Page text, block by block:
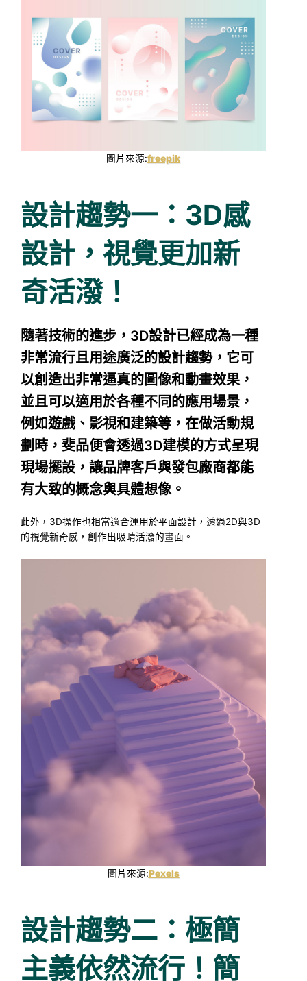
圖片來源:freepik
設計趨勢一：3D感
設計，視覺更加新
奇活潑！
隨著技術的進步，3D設計已經成為一種
非常流行且用途廣泛的設計趨勢，它可
以創造出非常逼真的圖像和動畫效果，
並且可以適用於各種不同的應用場景，
例如遊戲、影視和建築等，在做活動規
劃時，斐品便會透過3D建模的方式呈現
現場擺設，讓品牌客戶與發包廠商都能
有大致的概念與具體想像。
此外，3D操作也相當適合運用於平面設計，透過2D與3D
的視覺新奇感，創作出吸睛活潑的畫面。
圖片來源:Pexels
設計趨勢二：極簡
主義依然流行！簡